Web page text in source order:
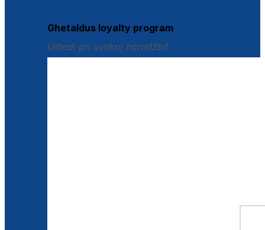
Ghetaldus loyalty program
Uštedi pri svakoj narudžbi!